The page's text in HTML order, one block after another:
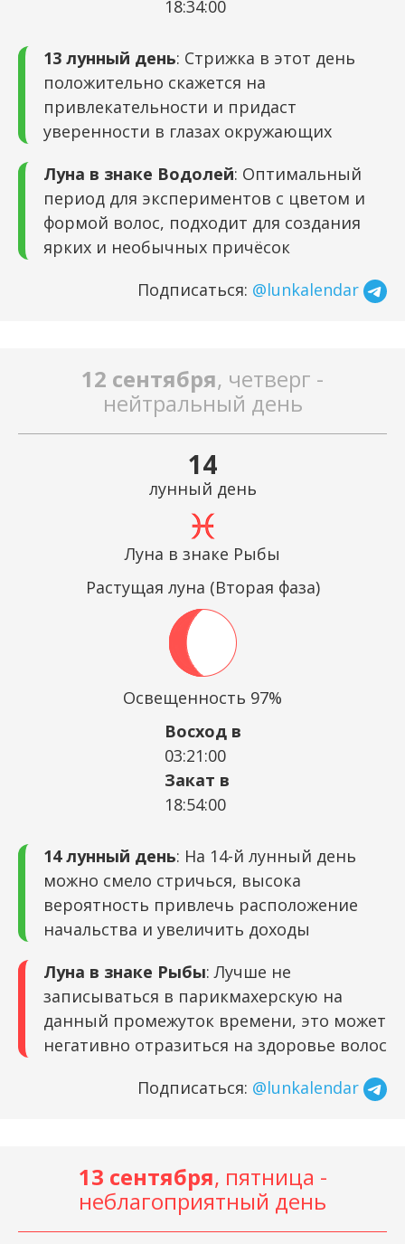
18:34:00
13 лунный день: Стрижка в этот день
положительно скажется на
привлекательности и придаст
уверенности в глазах окружающих
Луна в знаке Водолей: Оптимальный
период для экспериментов с цветом и
формой волос, подходит для создания
ярких и необычных причёсок
Подписаться: @lunkalendar
12 сентября, четверг -
нейтральный день
14
лунный день
Луна в знаке Рыбы
Растущая луна (Вторая фаза)
Освещенность 97%
Восход в
03:21:00
Закат в
18:54:00
14 лунный день: На 14-й лунный день
можно смело стричься, высока
вероятность привлечь расположение
начальства и увеличить доходы
Луна в знаке Рыбы: Лучше не
записываться в парикмахерскую на
данный промежуток времени, это может
негативно отразиться на здоровье волос
Подписаться: @lunkalendar
13 сентября, пятница -
неблагоприятный день